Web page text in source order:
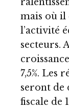
mais où il
l’activité
secteurs.
7,5%. Les
seront de
fiscale de